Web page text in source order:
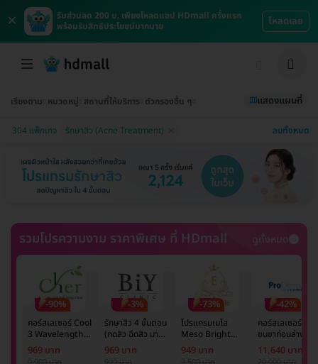
×
รับส่วนลด 200 บ. เพียงโหลดแอป HDmall ครั้งแรก
พร้อมรับสิทธิประโยชน์มากมาย
โหลดเลย
เรียงตาม หมวดหมู่ สถานที่ให้บริการ ตัวกรองอื่น ๆ แสดงแผนที่
304 แพ็กเกจ รักษาสิว (Acne Treatment) ลบทั้งหมด
รวมโปรความงาม ราคาพิเศษ ที่ HDmall ดูทั้งหมด
-90%
คอร์สเลเซอร์ Cool
3 Wavelength
Diode กำจัดขน
รักแร้ 1 ปี 12 ครั้ง
969 บาท
-3%
รักษาสิว 4 ขั้นตอน
(กดสิว ฉีดสิว มาส์ก
หน้า และฉายแสง)
1 ครั้ง
969 บาท
-73%
โปรแกรมเมโส
Meso Bright
จำนวนซีซีขึ้นอยู่กับ
แพทย์ประเมิน เพื่อ
949 บาท
-42%
คอร์สเลเซอร์กำจั
ขนขาท่อนล่าง 2
ข้าง 5 ครั้ง ด้วย
เลเซอร์
11,640 บาท